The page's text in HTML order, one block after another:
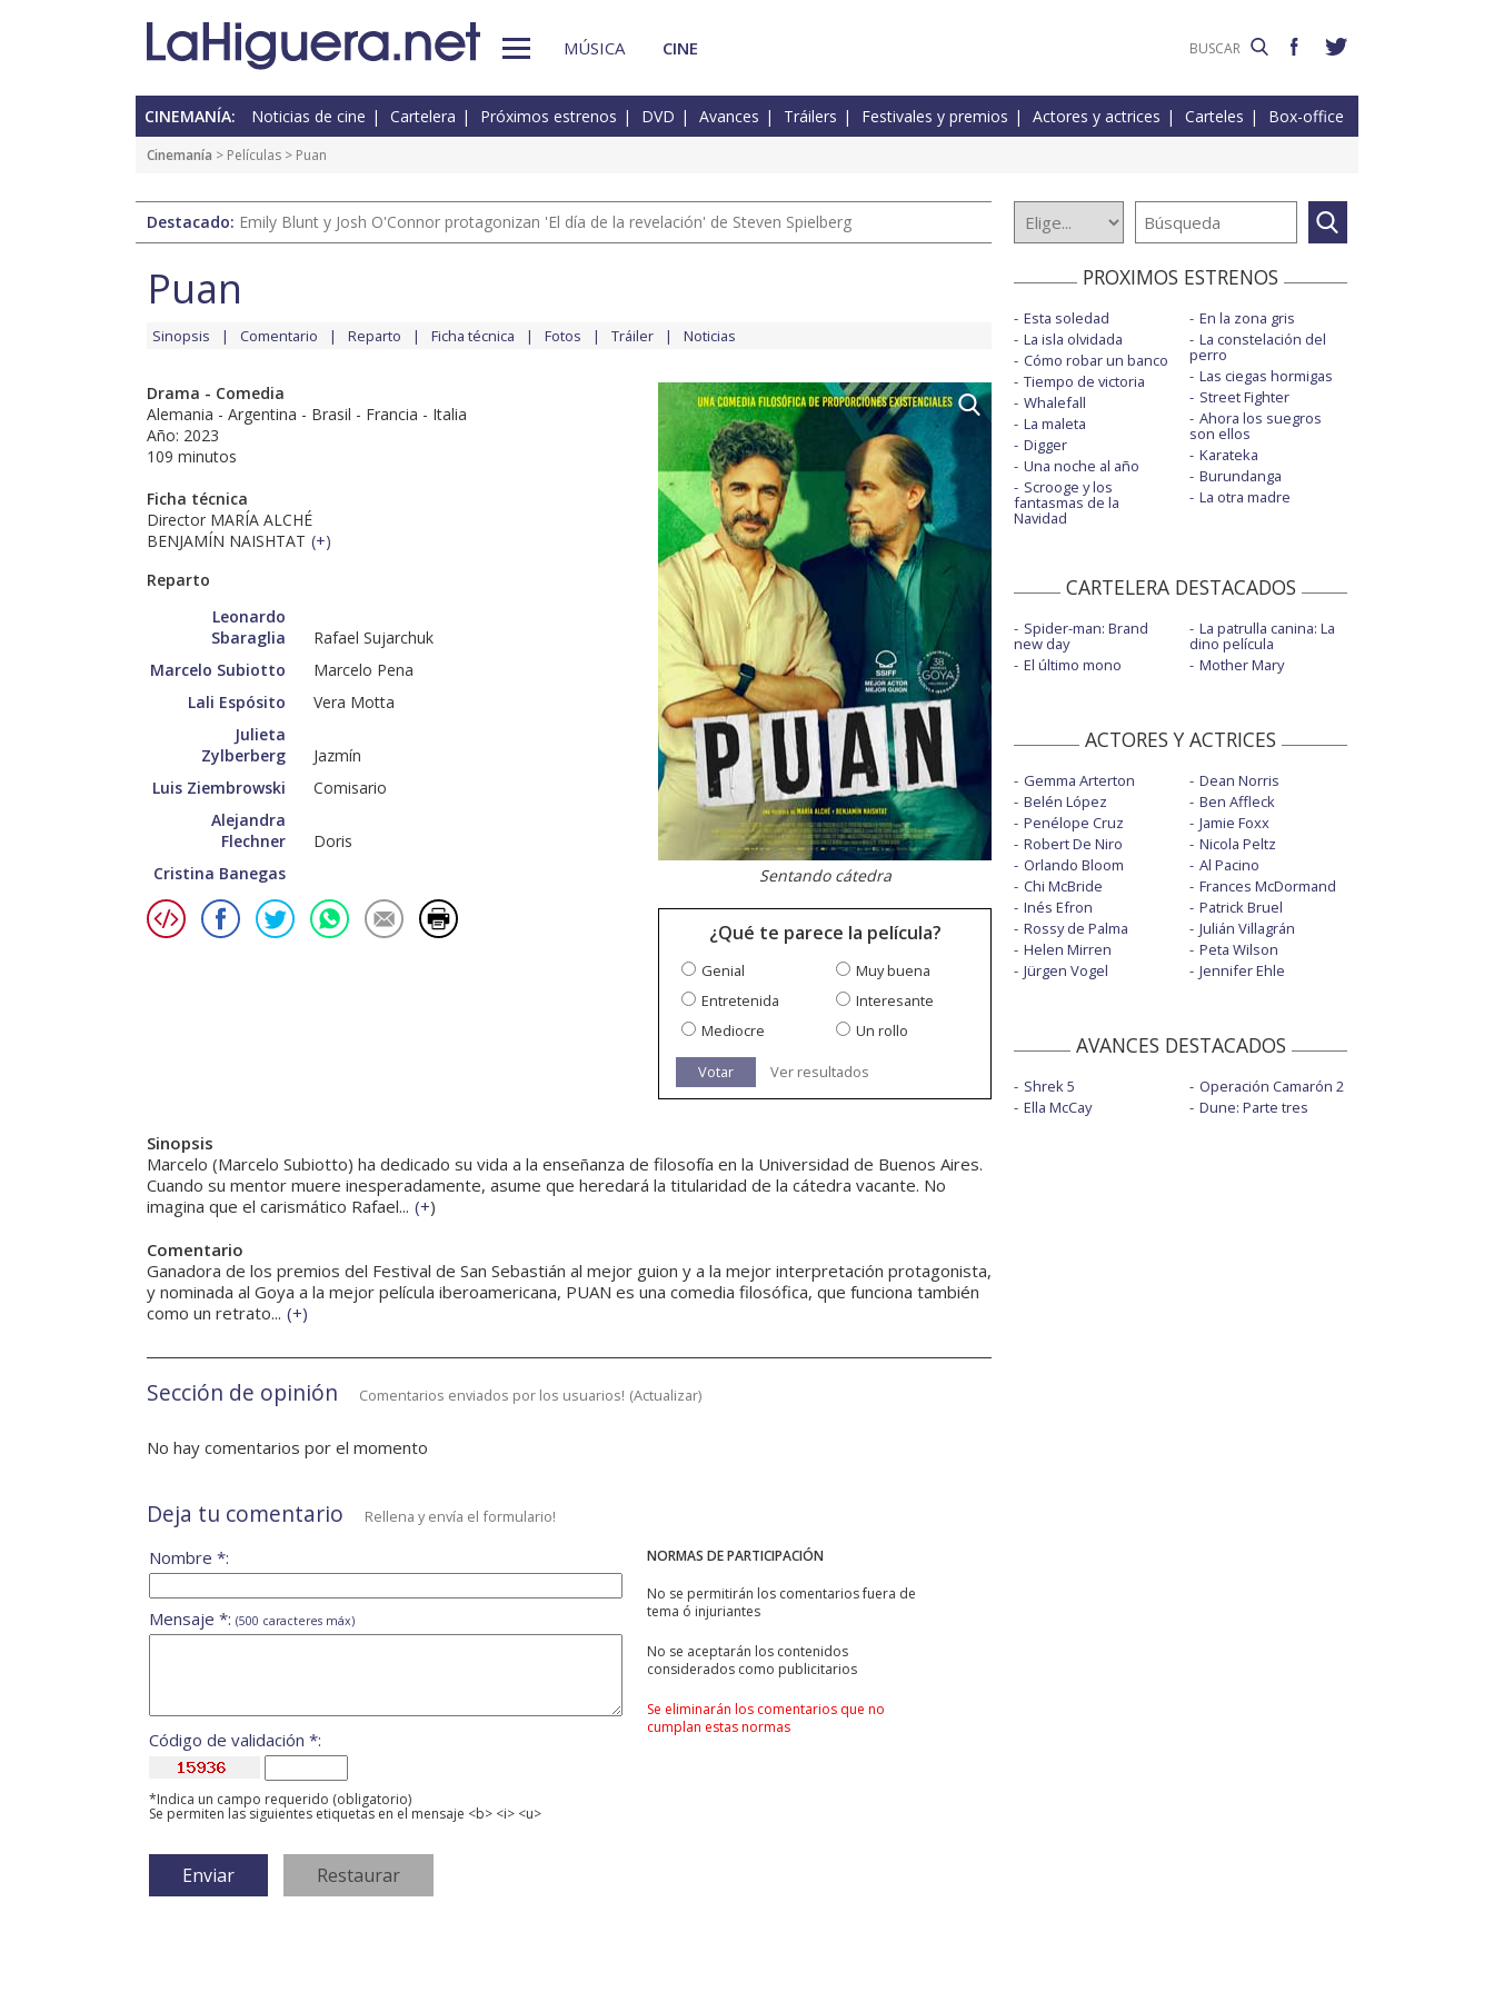
MÚSICA CINE
CINEMANÍA: Noticias de cine Cartelera Próximos estrenos DVD Avances Tráilers Festivales y premios Actores y actrices Carteles Box-office
Cinemanía > Películas > Puan
Destacado: Emily Blunt y Josh O'Connor protagonizan 'El día de la revelación' de Steven Spielberg
Puan
Sinopsis Comentario Reparto Ficha técnica Fotos Tráiler Noticias
Drama - Comedia
Alemania - Argentina - Brasil - Francia - Italia
Año: 2023
109 minutos
Ficha técnica
Director MARÍA ALCHÉ
BENJAMÍN NAISHTAT (+)
Reparto
Leonardo
Sbaraglia
Rafael Sujarchuk
Marcelo Subiotto
Marcelo Pena
Lali Espósito
Vera Motta
Julieta
Zylberberg
Jazmín
Luis Ziembrowski
Comisario
Alejandra
Flechner
Doris
Cristina Banegas
Sentando cátedra
¿Qué te parece la película?
Genial
Muy buena
Entretenida
Interesante
Mediocre
Un rollo
Votar Ver resultados
Sinopsis
Marcelo (Marcelo Subiotto) ha dedicado su vida a la enseñanza de filosofía en la Universidad de Buenos Aires.
Cuando su mentor muere inesperadamente, asume que heredará la titularidad de la cátedra vacante. No
imagina que el carismático Rafael... (+)
Comentario
Ganadora de los premios del Festival de San Sebastián al mejor guion y a la mejor interpretación protagonista,
y nominada al Goya a la mejor película iberoamericana, PUAN es una comedia filosófica, que funciona también
como un retrato... (+)
Sección de opinión Comentarios enviados por los usuarios! (Actualizar)
No hay comentarios por el momento
Deja tu comentario Rellena y envía el formulario!
NORMAS DE PARTICIPACIÓN
No se permitirán los comentarios fuera de
tema ó injuriantes
No se aceptarán los contenidos
considerados como publicitarios
Se eliminarán los comentarios que no
cumplan estas normas
Nombre *:
Mensaje *: (500 caracteres máx)
Código de validación *:
*Indica un campo requerido (obligatorio)
Se permiten las siguientes etiquetas en el mensaje <b> <i> <u>
PROXIMOS ESTRENOS
Esta soledad
La isla olvidada
Cómo robar un banco
Tiempo de victoria
Whalefall
La maleta
Digger
Una noche al año
Scrooge y los
fantasmas de la
Navidad
En la zona gris
La constelación del
perro
Las ciegas hormigas
Street Fighter
Ahora los suegros
son ellos
Karateka
Burundanga
La otra madre
CARTELERA DESTACADOS
Spider-man: Brand
new day
El último mono
La patrulla canina: La
dino película
Mother Mary
ACTORES Y ACTRICES
Gemma Arterton
Belén López
Penélope Cruz
Robert De Niro
Orlando Bloom
Chi McBride
Inés Efron
Rossy de Palma
Helen Mirren
Jürgen Vogel
Dean Norris
Ben Affleck
Jamie Foxx
Nicola Peltz
Al Pacino
Frances McDormand
Patrick Bruel
Julián Villagrán
Peta Wilson
Jennifer Ehle
AVANCES DESTACADOS
Shrek 5
Ella McCay
Operación Camarón 2
Dune: Parte tres